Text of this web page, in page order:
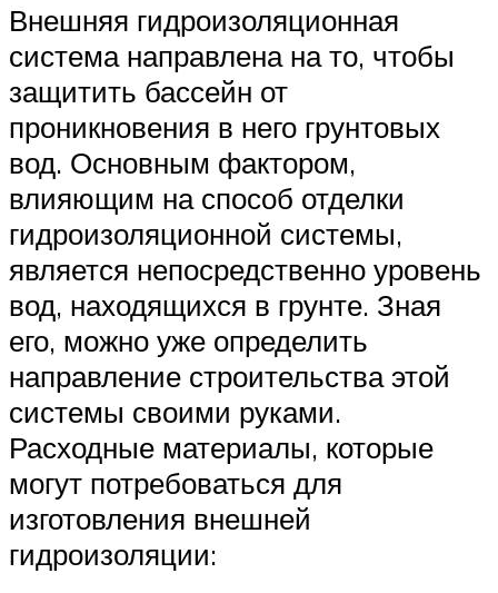
Внешняя гидроизоляционная
система направлена на то, чтобы
защитить бассейн от
проникновения в него грунтовых
вод. Основным фактором,
влияющим на способ отделки
гидроизоляционной системы,
является непосредственно уровень
вод, находящихся в грунте. Зная
его, можно уже определить
направление строительства этой
системы своими руками.
Расходные материалы, которые
могут потребоваться для
изготовления внешней
гидроизоляции: